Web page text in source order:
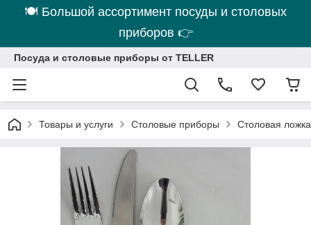
🍽 Большой ассортимент посуды и столовых
приборов 👉
Посуда и столовые приборы от TELLER
Товары и услуги Столовые приборы Столовая